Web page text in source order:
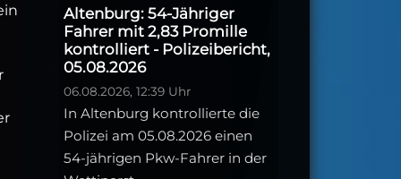
Altenburg: 54-Jähriger
Fahrer mit 2,83 Promille
kontrolliert - Polizeibericht,
05.08.2026
06.08.2026, 12:39 Uhr
In Altenburg kontrollierte die
Polizei am 05.08.2026 einen
54-jährigen Pkw-Fahrer in der